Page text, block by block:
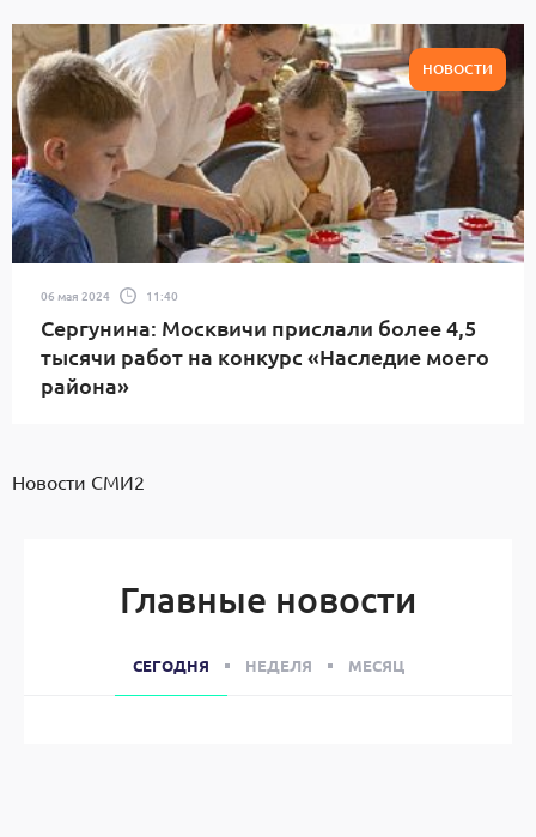
НОВОСТИ
06 мая 2024 11:40
Сергунина: Москвичи прислали более 4,5
тысячи работ на конкурс «Наследие моего
района»
Новости СМИ2
Главные новости
СЕГОДНЯ НЕДЕЛЯ МЕСЯЦ